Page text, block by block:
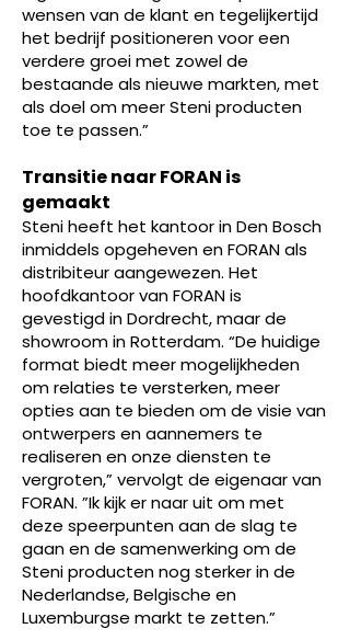
wensen van de klant en tegelijkertijd
het bedrijf positioneren voor een
verdere groei met zowel de
bestaande als nieuwe markten, met
als doel om meer Steni producten
toe te passen.”
Transitie naar FORAN is
gemaakt
Steni heeft het kantoor in Den Bosch
inmiddels opgeheven en FORAN als
distribiteur aangewezen. Het
hoofdkantoor van FORAN is
gevestigd in Dordrecht, maar de
showroom in Rotterdam. “De huidige
format biedt meer mogelijkheden
om relaties te versterken, meer
opties aan te bieden om de visie van
ontwerpers en aannemers te
realiseren en onze diensten te
vergroten,” vervolgt de eigenaar van
FORAN. ”Ik kijk er naar uit om met
deze speerpunten aan de slag te
gaan en de samenwerking om de
Steni producten nog sterker in de
Nederlandse, Belgische en
Luxemburgse markt te zetten.”